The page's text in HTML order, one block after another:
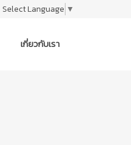
Select Language ▼
เกี่ยวกับเรา